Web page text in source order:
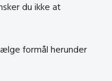
du ikke at
formål herunder